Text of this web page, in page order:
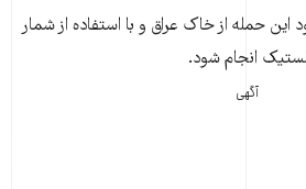
این حمله از خاک عراق و با استفاده از شمار
انجام شود.
آگهی